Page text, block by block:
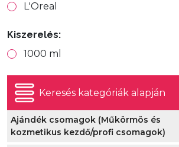
L'Oreal
Kiszerelés:
1000 ml
Keresés kategóriák alapján
Ajándék csomagok (Műkörmös és
kozmetikus kezdő/profi csomagok)